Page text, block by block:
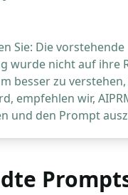
Sie: Die vorstehende
wurde nicht auf ihre
besser zu verstehen,
empfehlen wir,
und den Prompt